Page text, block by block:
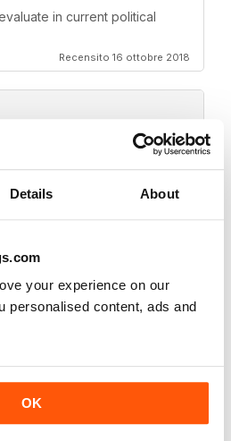
Details About
your experience on our
personalised content, ads and
OK
in current political
Recensito 16 ottobre 2018
OF THE FREE
available in every shop that